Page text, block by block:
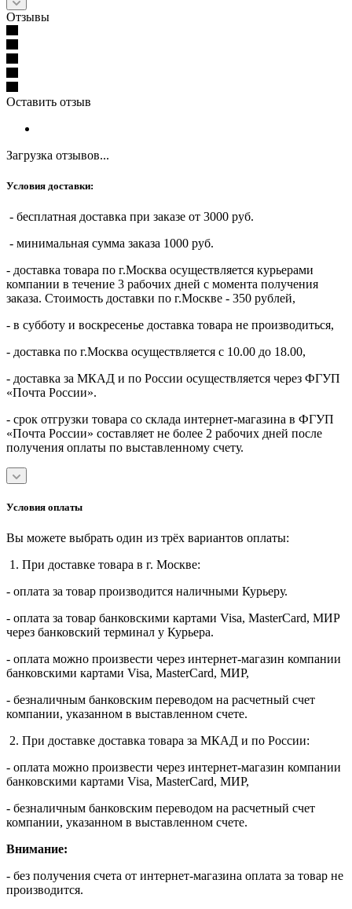
Отзывы
Оставить отзыв
Загрузка отзывов...
Условия доставки:
- бесплатная доставка при заказе от 3000 руб.
- минимальная сумма заказа 1000 руб.
- доставка товара по г.Москва осуществляется курьерами
компании в течение 3 рабочих дней с момента получения
заказа. Стоимость доставки по г.Москве - 350 рублей,
- в субботу и воскресенье доставка товара не производиться,
- доставка по г.Москва осуществляется с 10.00 до 18.00,
- доставка за МКАД и по России осуществляется через ФГУП
«Почта России».
- срок отгрузки товара со склада интернет-магазина в ФГУП
«Почта России» составляет не более 2 рабочих дней после
получения оплаты по выставленному счету.
Условия оплаты
Вы можете выбрать один из трёх вариантов оплаты:
1. При доставке товара в г. Москве:
- оплата за товар производится наличными Курьеру.
- оплата за товар банковскими картами Visa, MasterСard, МИР
через банковский терминал у Курьера.
- оплата можно произвести через интернет-магазин компании
банковскими картами Visa, MasterСard, МИР,
- безналичным банковским переводом на расчетный счет
компании, указанном в выставленном счете.
2. При доставке доставка товара за МКАД и по России:
- оплата можно произвести через интернет-магазин компании
банковскими картами Visa, MasterСard, МИР,
- безналичным банковским переводом на расчетный счет
компании, указанном в выставленном счете.
Внимание:
- без получения счета от интернет-магазина оплата за товар не
производится.